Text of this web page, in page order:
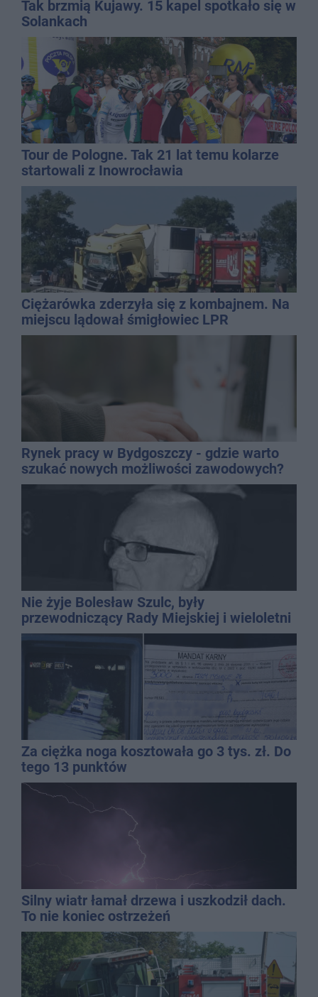
Tak brzmią Kujawy. 15 kapel spotkało się w
Solankach
Tour de Pologne. Tak 21 lat temu kolarze
startowali z Inowrocławia
Ciężarówka zderzyła się z kombajnem. Na
miejscu lądował śmigłowiec LPR
Rynek pracy w Bydgoszczy - gdzie warto
szukać nowych możliwości zawodowych?
Nie żyje Bolesław Szulc, były
przewodniczący Rady Miejskiej i wieloletni
dyrektor SP 14
Za ciężka noga kosztowała go 3 tys. zł. Do
tego 13 punktów
Silny wiatr łamał drzewa i uszkodził dach.
To nie koniec ostrzeżeń